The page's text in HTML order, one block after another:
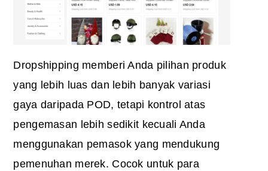
Dropshipping memberi Anda pilihan produk
yang lebih luas dan lebih banyak variasi
gaya daripada POD, tetapi kontrol atas
pengemasan lebih sedikit kecuali Anda
menggunakan pemasok yang mendukung
pemenuhan merek. Cocok untuk para